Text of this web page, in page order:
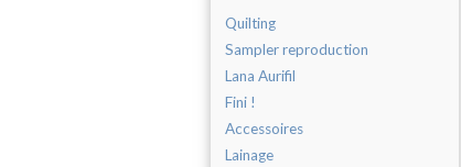
Quilting
Sampler reproduction
Lana Aurifil
Fini !
Accessoires
Lainage